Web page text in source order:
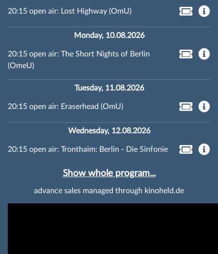
20:15 open air: Lost Highway (OmU)
Monday, 10.08.2026
20:15 open air: The Short Nights of Berlin
(OmeU)
Tuesday, 11.08.2026
20:15 open air: Eraserhead (OmU)
Wednesday, 12.08.2026
20:15 open air: Tronthaim: Berlin - Die Sinfonie
Show whole program...
advance sales managed through kinoheld.de